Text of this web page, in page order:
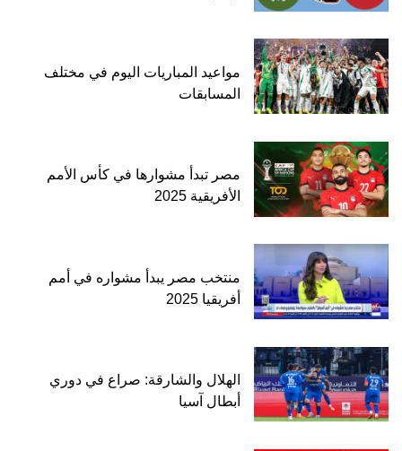
مواعيد المباريات اليوم في مختلف
المسابقات
مصر تبدأ مشوارها في كأس الأمم
الأفريقية 2025
منتخب مصر يبدأ مشواره في أمم
أفريقيا 2025
الهلال والشارقة: صراع في دوري
أبطال آسيا